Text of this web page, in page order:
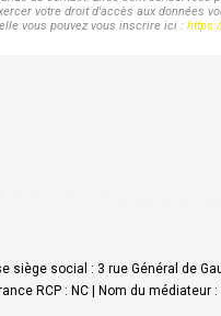
votre droit d'accès aux données
vous pouvez vous inscrire ici :
siège social : 3 rue Général de
RCP : NC | Nom du médiateur